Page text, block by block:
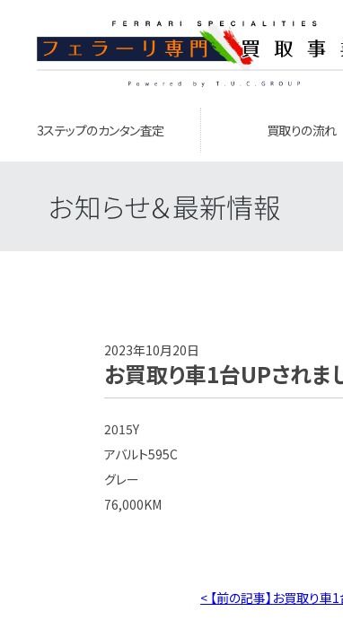
3ステップのカンタン査定 買取りの流れ
お知らせ＆最新情報
2023年10月20日
お買取り車1台UPされま
2015Y
アバルト595C
グレー
76,000KM
< 【前の記事】お買取り車